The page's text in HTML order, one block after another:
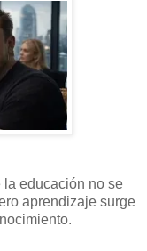
la educación no se
aprendizaje surge